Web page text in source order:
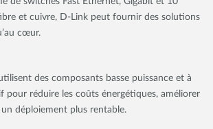
et cuivre, D-Link peut fournir des solutions
cœur.
des composants basse puissance et à
pour réduire les coûts énergétiques, améliorer
déploiement plus rentable.